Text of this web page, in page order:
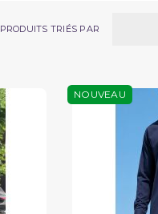
PRODUITS TRIÉS PAR
NOUVEAU